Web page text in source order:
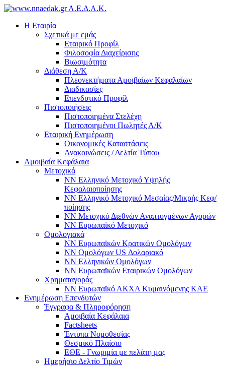
Α.Ε.Δ.Α.Κ.
Η Εταιρία
Σχετικά με εμάς
Εταιρικό Προφίλ
Φιλοσοφία Διαχείρισης
Βιωσιμότητα
Διάθεση Α/Κ
Πλεονεκτήματα Αμοιβαίων Κεφαλαίων
Διαδικασίες
Επενδυτικό Προφίλ
Πιστοποιήσεις
Πιστοποιημένα Στελέχη
Πιστοποιημένοι Πωλητές Α/Κ
Εταιρική Ενημέρωση
Οικονομικές Καταστάσεις
Ανακοινώσεις / Δελτία Τύπου
Αμοιβαία Κεφάλαια
Μετοχικά
ΝΝ Ελληνικό Μετοχικό Υψηλής
Κεφαλαιοποίησης
NN Ελληνικό Μετοχικό Μεσαίας/Μικρής Κεφ/
ποίησης
ΝΝ Μετοχικό Διεθνών Αναπτυγμένων Αγορών
NN Ευρωπαϊκό Μετοχικό
Ομολογιακά
NN Ευρωπαϊκών Κρατικών Ομολόγων
NN Oμολόγων US Δολαριακό
ΝΝ Ελληνικών Ομολόγων
NN Ευρωπαϊκών Εταιρικών Ομολόγων
Χρηματαγοράς
NN Ευρωπαϊκό ΑΚΧΑ Κυμαινόμενης ΚΑΕ
Ενημέρωση Επενδυτών
Έγγραφα & Πληροφόρηση
Αμοιβαία Κεφάλαια
Factsheets
Έντυπα Νομοθεσίας
Θεσμικό Πλαίσιο
ΕΘΕ - Γνωριμία με πελάτη μας
Ημερήσιο Δελτίο Τιμών